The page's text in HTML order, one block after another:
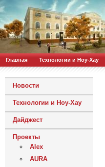
Главная Технологии и Ноу-Хау
Новости
Технологии и Ноу-Хау
Дайджест
Проекты
Alex
AURA